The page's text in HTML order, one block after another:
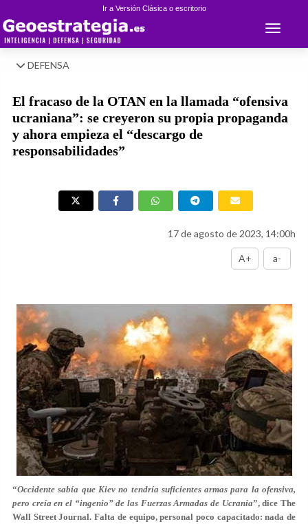
Ir a Versión Clásica o escritorio
Toggle
DEFENSA
El fracaso de la OTAN en la llamada “ofensiva
ucraniana”: se creyeron su propia propaganda
y ahora empieza el “descargo de
responsabilidades”
17 de agosto de 2023, 14:00h
A+ a-
“Occidente sabía que Kiev no tendría suficientes armas para la ofensiva,
pero creía en el “ingenio” de las Fuerzas Armadas de Ucrania”, dice The
Wall Street Journal. Falta de equipo, personal poco capacitado: nada de